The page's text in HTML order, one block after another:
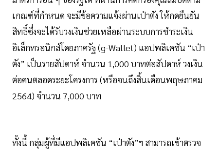
เกณฑ์ที่กำหนด จะมีข้อความแจ้งผ่านเป๋าตัง ให้กดยืนยัน
สิทธิ์ซึ่งจะได้รับวงเงินช่วยเหลือผ่านระบบการชำระเงิน
อิเล็กทรอนิกส์โดยภาครัฐ (g-Wallet) แอปพลิเคชัน “เป๋า
ตัง” เป็นรายสัปดาห์ จำนวน 1,000 บาทต่อสัปดาห์ วงเงิน
ต่อคนตลอดระยะโครงการ (หรือจนถึงสิ้นเดือนพฤษภาคม
2564) จำนวน 7,000 บาท
ทั้งนี้ กลุ่มผู้ที่มีแอปพลิเคชัน “เป๋าตัง”ฯ สามารถเข้าตรวจ